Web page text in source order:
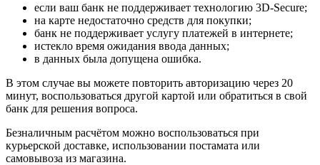
если ваш банк не поддерживает технологию 3D-Secure;
на карте недостаточно средств для покупки;
банк не поддерживает услугу платежей в интернете;
истекло время ожидания ввода данных;
в данных была допущена ошибка.
В этом случае вы можете повторить авторизацию через 20
минут, воспользоваться другой картой или обратиться в свой
банк для решения вопроса.
Безналичным расчётом можно воспользоваться при
курьерской доставке, использовании постамата или
самовывоза из магазина.